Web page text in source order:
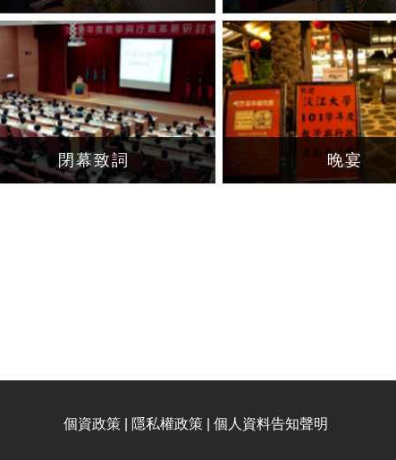
閉幕致詞 晚宴
個資政策 | 隱私權政策 | 個人資料告知聲明